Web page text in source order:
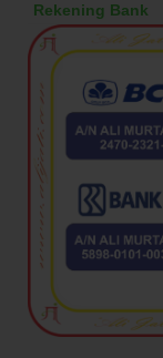
Rekening Bank